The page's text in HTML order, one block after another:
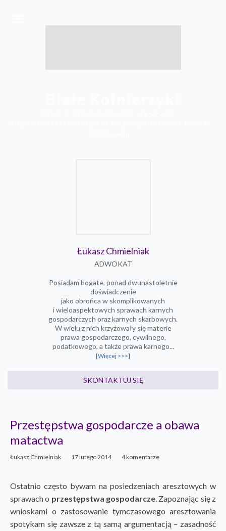
Łukasz Chmielniak
ADWOKAT
Posiadam bogate, ponad dwunastoletnie
doświadczenie
jako obrońca w skomplikowanych
i wieloaspektowych sprawach karnych
gospodarczych oraz karnych skarbowych.
W wielu z nich krzyżowały się materie
prawa gospodarczego, cywilnego,
podatkowego, a także prawa karnego...
[Więcej >>>]
SKONTAKTUJ SIĘ
Przestępstwa gospodarcze a obawa
matactwa
Łukasz Chmielniak 17 lutego 2014 4 komentarze
Ostatnio często bywam na posiedzeniach aresztowych w
sprawach o przestępstwa gospodarcze. Zapoznając się z
wnioskami o zastosowanie tymczasowego aresztowania
spotykam się zawsze z tą samą argumentacją – zasadność